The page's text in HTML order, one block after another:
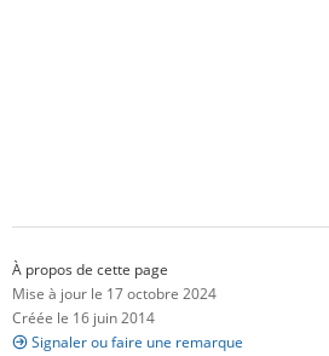
À propos de cette page
Mise à jour le 17 octobre 2024
Créée le 16 juin 2014
Signaler ou faire une remarque